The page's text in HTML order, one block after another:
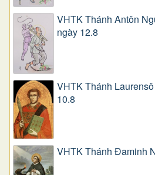
VHTK Thánh Antôn
ngày 12.8
VHTK Thánh
10.8
VHTK Thánh Đaminh